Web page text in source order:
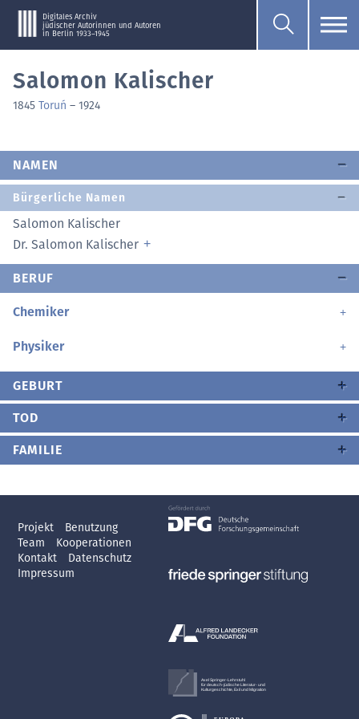
Digitales Archiv
jüdischer Autorinnen und Autoren
in Berlin 1933–1945
Salomon Kalischer
1845 Toruń – 1924
NAMEN
Bürgerliche Namen
Salomon Kalischer
Dr. Salomon Kalischer
BERUF
Chemiker
Physiker
GEBURT
TOD
FAMILIE
Projekt
Benutzung
Team
Kooperationen
Kontakt
Datenschutz
Impressum
Axel Springer-Lehrstuhl
für deutsch-jüdische Literatur- und
Kulturgeschichte, Exil und Migration